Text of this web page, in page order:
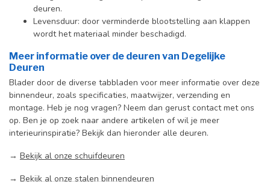
deuren.
Levensduur: door verminderde blootstelling aan klappen
wordt het materiaal minder beschadigd.
Meer informatie over de deuren van Degelijke
Deuren
Blader door de diverse tabbladen voor meer informatie over deze
binnendeur, zoals specificaties, maatwijzer, verzending en
montage. Heb je nog vragen? Neem dan gerust contact met ons
op. Ben je op zoek naar andere artikelen of wil je meer
interieurinspiratie? Bekijk dan hieronder alle deuren.
→ Bekijk al onze schuifdeuren
→ Bekijk al onze stalen binnendeuren